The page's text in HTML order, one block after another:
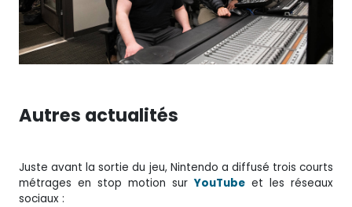
Autres actualités
Juste avant la sortie du jeu, Nintendo a diffusé trois courts
métrages en stop motion sur YouTube et les réseaux
sociaux :